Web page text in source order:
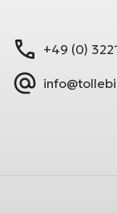
+49 (0)